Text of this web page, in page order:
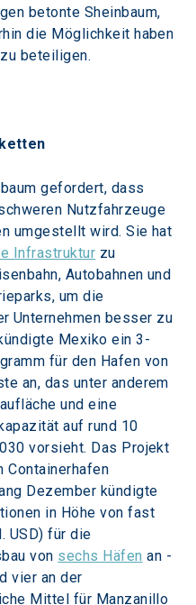
betonte Sheinbaum,
die Möglichkeit haben
beteiligen.
gefordert, dass
Nutzfahrzeuge
umgestellt wird. Sie hat
Infrastruktur zu
Autobahnen und
um die
Unternehmen besser zu
Mexiko ein 3-
für den Hafen von
an, das unter anderem
und eine
auf rund 10
vorsieht. Das Projekt
Containerhafen
Dezember kündigte
in Höhe von fast
USD) für die
von sechs Häfen an -
vier an der
Mittel für Manzanillo